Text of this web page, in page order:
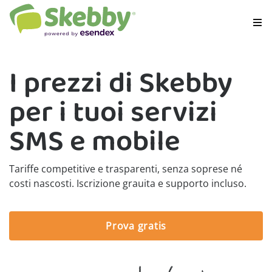
I prezzi di Skebby
per i tuoi servizi
SMS e mobile
Tariffe competitive e trasparenti, senza soprese né
costi nascosti. Iscrizione grauita e supporto incluso.
Prova gratis